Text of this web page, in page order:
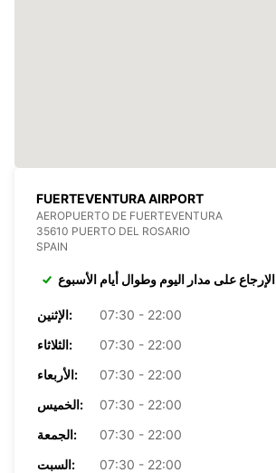
FUERTEVENTURA AIRPORT
AEROPUERTO DE FUERTEVENTURA
35610 PUERTO DEL ROSARIO
SPAIN
الإرجاع على مدار اليوم وطوال أيام الأسبوع
الإثنين:
07:30 - 22:00
الثلاثاء:
07:30 - 22:00
الأربعاء:
07:30 - 22:00
الخميس:
07:30 - 22:00
الجمعة:
07:30 - 22:00
السبت:
07:30 - 22:00